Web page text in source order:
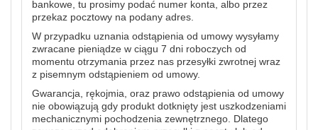
bankowe, tu prosimy podać numer konta, albo przez
przekaz pocztowy na podany adres.
W przypadku uznania odstąpienia od umowy wysyłamy
zwracane pieniądze w ciągu 7 dni roboczych od
momentu otrzymania przez nas przesyłki zwrotnej wraz
z pisemnym odstąpieniem od umowy.
Gwarancja, rękojmia, oraz prawo odstąpienia od umowy
nie obowiązują gdy produkt dotknięty jest uszkodzeniami
mechanicznymi pochodzenia zewnętrznego. Dlatego